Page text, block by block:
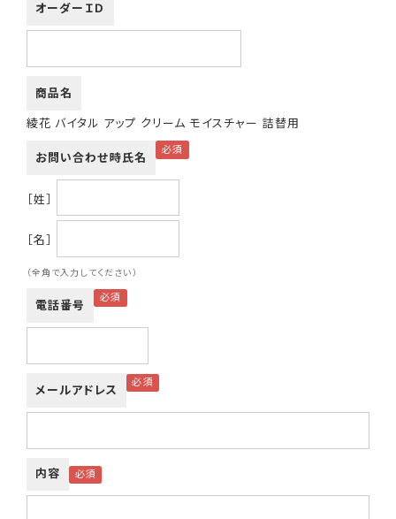
オーダーＩＤ
商品名
綾花 バイタル アップ クリーム モイスチャー 詰替用
お問い合わせ時氏名
［姓］
［名］
（全角で入力してください）
電話番号
メールアドレス
内容